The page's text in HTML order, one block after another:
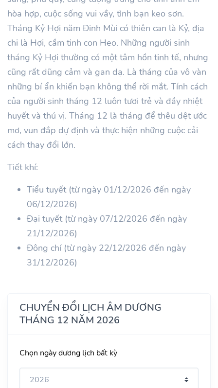
hòa hợp, cuộc sống vui vầy, tình bạn keo sơn.
Tháng Kỷ Hợi năm Đinh Mùi có thiên can là Kỷ, địa
chi là Hợi, cầm tinh con Heo. Những người sinh
tháng Kỷ Hợi thường có một tâm hồn tinh tế, nhưng
cũng rất dũng cảm và gan dạ. Là tháng của vô vàn
những bí ẩn khiến bạn không thể rời mắt. Tính cách
của người sinh tháng 12 luôn tươi trẻ và đầy nhiệt
huyết và thú vị. Tháng 12 là tháng để thêu dệt ước
mơ, vun đắp dự định và thực hiện những cuộc cải
cách thay đổi lớn.
Tiết khí:
Tiểu tuyết (từ ngày 01/12/2026 đến ngày
06/12/2026)
Đại tuyết (từ ngày 07/12/2026 đến ngày
21/12/2026)
Đông chí (từ ngày 22/12/2026 đến ngày
31/12/2026)
CHUYỂN ĐỔI LỊCH ÂM DƯƠNG
THÁNG 12 NĂM 2026
Chọn ngày dương lịch bất kỳ